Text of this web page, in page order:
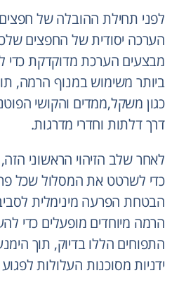
לפני תחילת ההובלה של
הערכה יסודית של החפצים
מבצעים הערכת מדוקדקת כדי
ביותר משימוש במנוף הרמה,
כגון משקל,ממדים והקושי
דרך דלתות וחדרי מדרגות.
לאחר שלב הזיהוי הראשוני
כדי לשרטט את המסלול שכל
הבטחת הפרעה מינימלית
הרמה מיוחדים מופעלים כדי
התפוחים הללו בדיוק, תוך
ידניות מסוכנות העלולות